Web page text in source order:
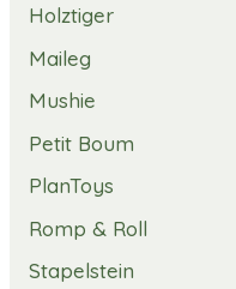
Holztiger
Maileg
Mushie
Petit Boum
PlanToys
Romp & Roll
Stapelstein